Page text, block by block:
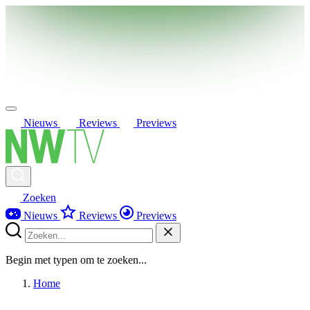
Nieuws Reviews Previews
Zoeken
Nieuws
Reviews Previews
Begin met typen om te zoeken...
Home